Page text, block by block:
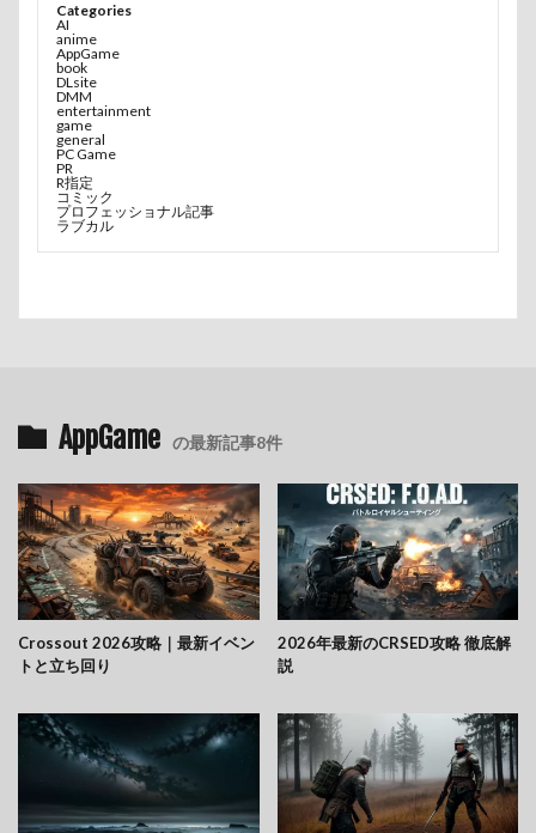
Categories
AI
anime
AppGame
book
DLsite
DMM
entertainment
game
general
PC Game
PR
R指定
コミック
プロフェッショナル記事
ラブカル
AppGame の最新記事8件
Crossout 2026攻略｜最新イベン
トと立ち回り
2026年最新のCRSED攻略 徹底解
説